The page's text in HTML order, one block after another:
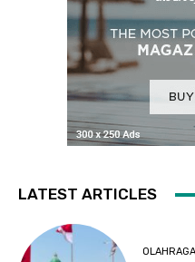
LATEST ARTICLES
OLAHRAGA